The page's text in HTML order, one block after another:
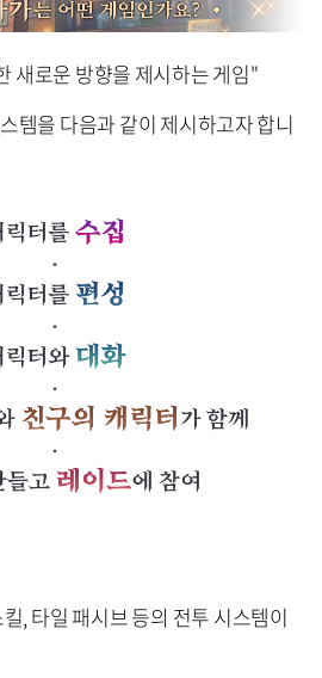
새로운 방향을 제시하는 게임"
템을 다음과 같이 제시하고자 합니
, 타일 패시브 등의 전투 시스템이